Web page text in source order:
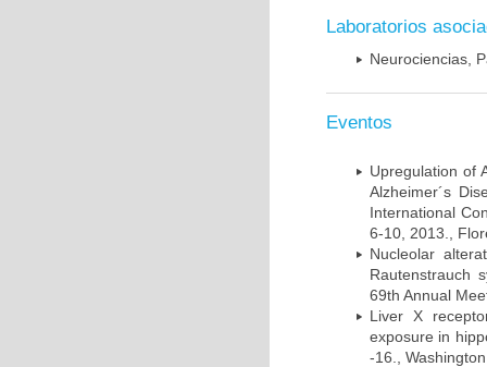
Laboratorios
Neurociencias,
Eventos
Upregulation of
Alzheimer´s
International
6-10, 2013.,
Nucleolar
Rautenstrauch
69th Annual
Liver X
exposure in
-16.,